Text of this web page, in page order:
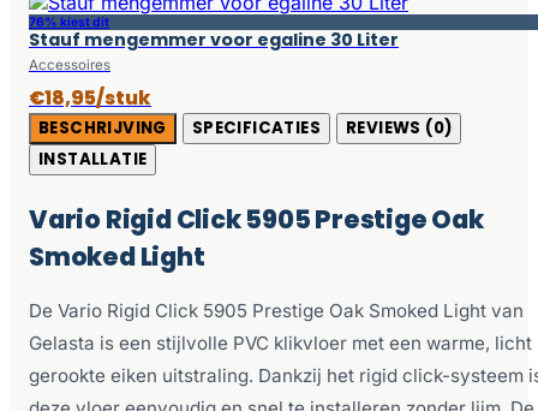
76% kiest dit
Stauf mengemmer voor egaline 30 Liter
Accessoires
€18,95/stuk
BESCHRIJVING SPECIFICATIES
REVIEWS (0)
INSTALLATIE
Vario Rigid Click 5905 Prestige Oak
Smoked Light
De Vario Rigid Click 5905 Prestige Oak Smoked Light van
Gelasta is een stijlvolle PVC klikvloer met een warme, licht
gerookte eiken uitstraling. Dankzij het rigid click-systeem